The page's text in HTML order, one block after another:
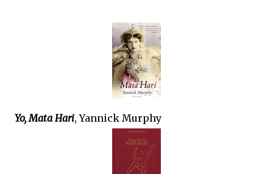
Yo, Mata Hari, Yannick Murphy